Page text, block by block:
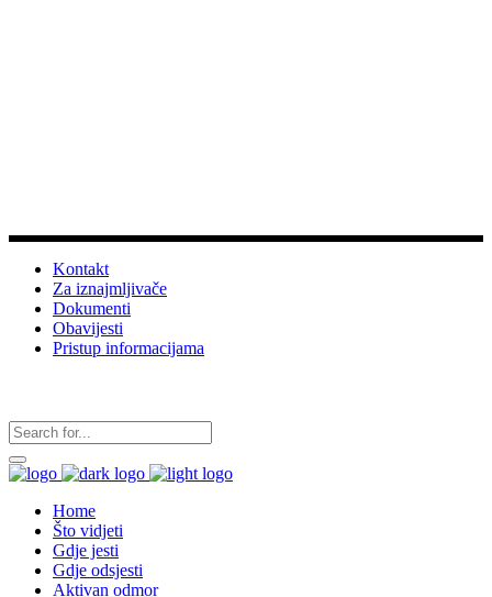
Kontakt
Za iznajmljivače
Dokumenti
Obavijesti
Pristup informacijama
Home
Što vidjeti
Gdje jesti
Gdje odsjesti
Aktivan odmor